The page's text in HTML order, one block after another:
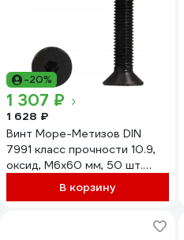
-20%
1 307 ₽
1 628 ₽
Винт Море-Метизов DIN
7991 класс прочности 10.9,
оксид, M6x60 мм, 50 шт.
VINT799166050M
В корзину